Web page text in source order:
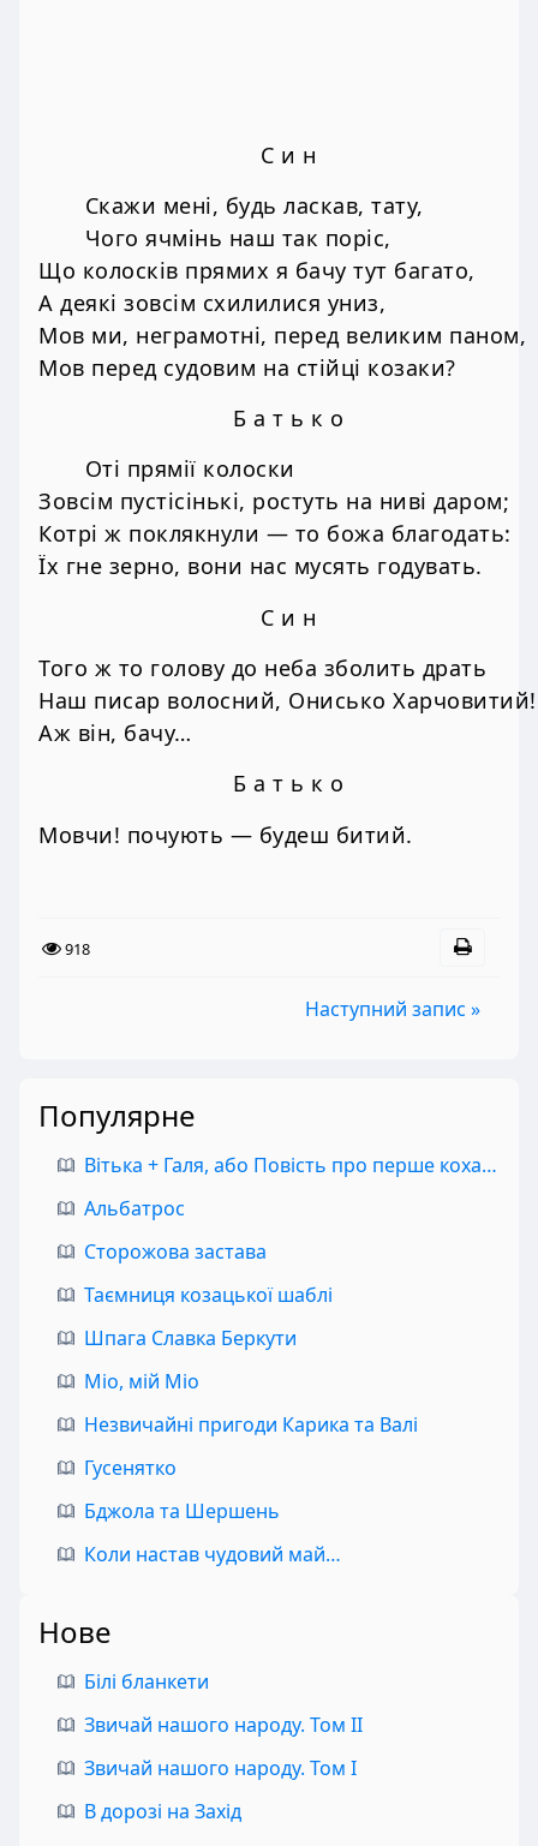
С и н
Скажи мені, будь ласкав, тату,
Чого ячмінь наш так поріс,
Що колосків прямих я бачу тут багато,
А деякі зовсім схилилися униз,
Мов ми, неграмотні, перед великим паном,
Мов перед судовим на стійці козаки?
Б а т ь к о
Оті прямії колоски
Зовсім пустісінькі, ростуть на ниві даром;
Котрі ж поклякнули — то божа благодать:
Їх гне зерно, вони нас мусять годувать.
С и н
Того ж то голову до неба зболить драть
Наш писар волосний, Онисько Харчовитий!
Аж він, бачу…
Б а т ь к о
Мовчи! почують — будеш битий.
918
Наступний запис »
Популярне
Вітька + Галя, або Повість про перше кохання
Альбатрос
Сторожова застава
Таємниця козацької шаблі
Шпага Славка Беркути
Міо, мій Міо
Незвичайні пригоди Карика та Валі
Гусенятко
Бджола та Шершень
Коли настав чудовий май…
Нове
Білі бланкети
Звичай нашого народу. Том II
Звичай нашого народу. Том I
В дорозі на Захід